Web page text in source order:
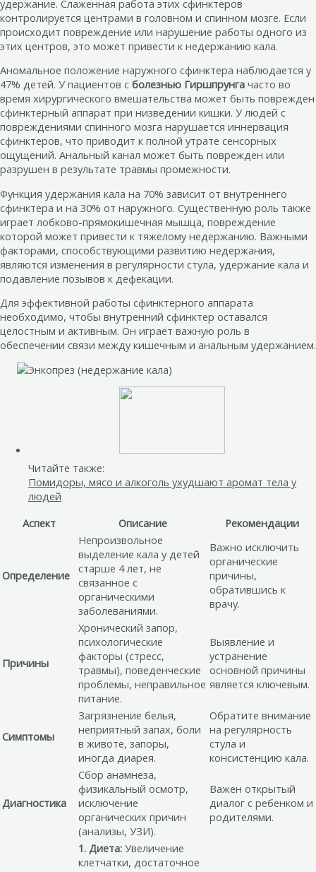
удержание. Слаженная работа этих сфинктеров
контролируется центрами в головном и спинном мозге. Если
происходит повреждение или нарушение работы одного из
этих центров, это может привести к недержанию кала.
Аномальное положение наружного сфинктера наблюдается у
47% детей. У пациентов с болезнью Гиршпрунга часто во
время хирургического вмешательства может быть поврежден
сфинктерный аппарат при низведении кишки. У людей с
повреждениями спинного мозга нарушается иннервация
сфинктеров, что приводит к полной утрате сенсорных
ощущений. Анальный канал может быть поврежден или
разрушен в результате травмы промежности.
Функция удержания кала на 70% зависит от внутреннего
сфинктера и на 30% от наружного. Существенную роль также
играет лобково-прямокишечная мышца, повреждение
которой может привести к тяжелому недержанию. Важными
факторами, способствующими развитию недержания,
являются изменения в регулярности стула, удержание кала и
подавление позывов к дефекации.
Для эффективной работы сфинктерного аппарата
необходимо, чтобы внутренний сфинктер оставался
целостным и активным. Он играет важную роль в
обеспечении связи между кишечным и анальным удержанием.
Читайте также:
Помидоры, мясо и алкоголь ухудшают аромат тела у
людей
Аспект
Описание Рекомендации
Определение
Непроизвольное
выделение кала у детей
старше 4 лет, не
связанное с
органическими
заболеваниями.
Важно исключить
органические
причины,
обратившись к
врачу.
Причины
Хронический запор,
психологические
факторы (стресс,
травмы), поведенческие
проблемы, неправильное
питание.
Выявление и
устранение
основной причины
является ключевым.
Симптомы
Загрязнение белья,
неприятный запах, боли
в животе, запоры,
иногда диарея.
Обратите внимание
на регулярность
стула и
консистенцию кала.
Диагностика
Сбор анамнеза,
физикальный осмотр,
исключение
органических причин
(анализы, УЗИ).
Важен открытый
диалог с ребенком и
родителями.
1. Диета: Увеличение
клетчатки, достаточное